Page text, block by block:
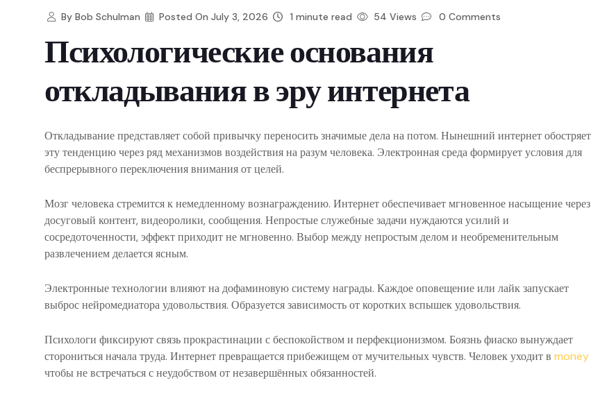
ByBob Schulman Posted On July 3, 2026 1 minute read 54 Views 0 Comments
Психологические основания
откладывания в эру интернета
Откладывание представляет собой привычку переносить значимые дела на потом. Нынешний интернет обостряет
эту тенденцию через ряд механизмов воздействия на разум человека. Электронная среда формирует условия для
беспрерывного переключения внимания от целей.
Мозг человека стремится к немедленному вознаграждению. Интернет обеспечивает мгновенное насыщение через
досуговый контент, видеоролики, сообщения. Непростые служебные задачи нуждаются усилий и
сосредоточенности, эффект приходит не мгновенно. Выбор между непростым делом и необременительным
развлечением делается ясным.
Электронные технологии влияют на дофаминовую систему награды. Каждое оповещение или лайк запускает
выброс нейромедиатора удовольствия. Образуется зависимость от коротких вспышек удовольствия.
Психологи фиксируют связь прокрастинации с беспокойством и перфекционизмом. Боязнь фиаско вынуждает
сторониться начала труда. Интернет превращается прибежищем от мучительных чувств. Человек уходит в money
чтобы не встречаться с неудобством от незавершённых обязанностей.